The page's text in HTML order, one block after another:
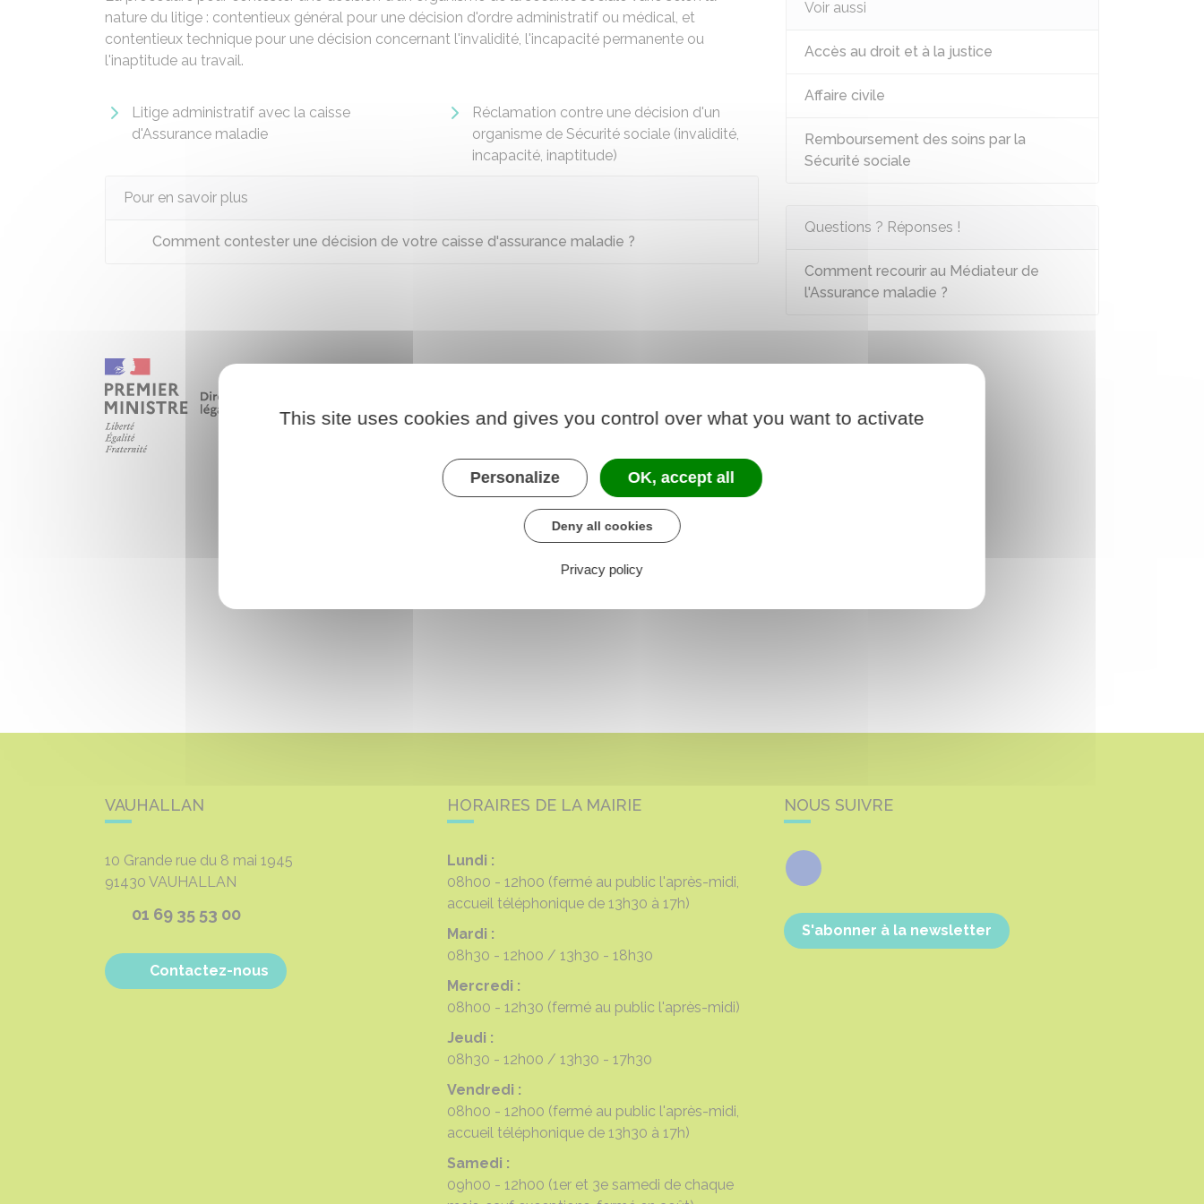
nature du litige : contentieux général pour une décision d'ordre administratif ou médical, et
contentieux technique pour une décision concernant l'invalidité, l'incapacité permanente ou
l'inaptitude au travail.
Litige administratif avec la caisse
d'Assurance maladie
Réclamation contre une décision d'un
organisme de Sécurité sociale (invalidité,
incapacité, inaptitude)
Pour en savoir plus
Comment contester une décision de votre caisse d'assurance maladie ?
Voir aussi
Accès au droit et à la justice
Affaire civile
Remboursement des soins par la
Sécurité sociale
Questions ? Réponses !
Comment recourir au Médiateur de
l'Assurance maladie ?
VAUHALLAN
10 Grande rue du 8 mai 1945
91430 VAUHALLAN
01 69 35 53 00
Contactez-nous
HORAIRES DE LA MAIRIE
Lundi :
08h00 - 12h00 (fermé au public l'après-midi,
accueil téléphonique de 13h30 à 17h)
Mardi :
08h30 - 12h00
13h30 - 18h30
Mercredi :
08h00 - 12h30 (fermé au public l'après-midi)
Jeudi :
08h30 - 12h00
13h30 - 17h30
Vendredi :
08h00 - 12h00 (fermé au public l'après-midi,
accueil téléphonique de 13h30 à 17h)
Samedi :
09h00 - 12h00 (1er et 3e samedi de chaque
NOUS SUIVRE
Facebook
S'abonner à la newsletter
This site uses cookies and gives you control over what you want to activate
Personalize OK, accept all
Deny all cookies
Privacy policy